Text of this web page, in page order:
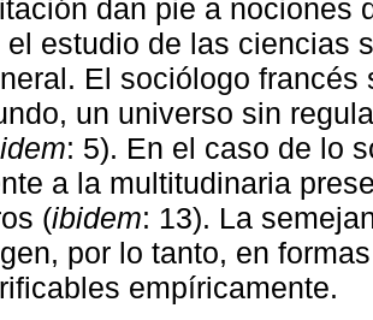
dan pie a nociones
el estudio de las ciencias
El sociólogo
un universo sin
: 5). En el caso de lo
a la multitudinaria
(ibidem: 13). La
por lo tanto, en
empíricamente.